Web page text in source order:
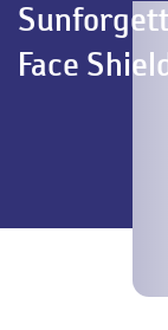
Face